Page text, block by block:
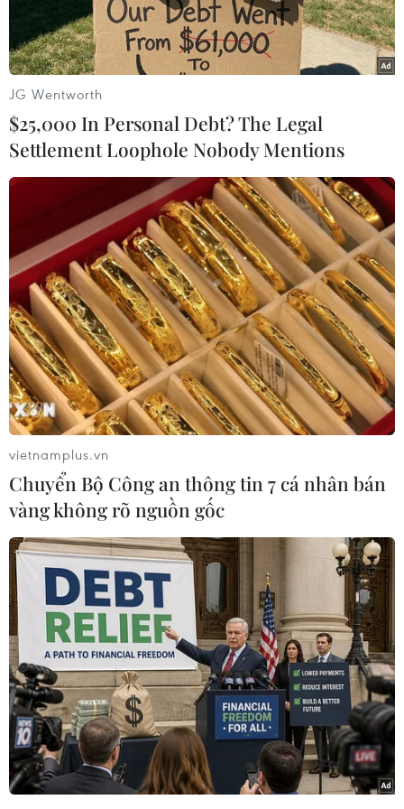
JG Wentworth
$25,000 In Personal Debt? The Legal
Settlement Loophole Nobody Mentions
vietnamplus.vn
Chuyển Bộ Công an thông tin 7 cá nhân bán
vàng không rõ nguồn gốc